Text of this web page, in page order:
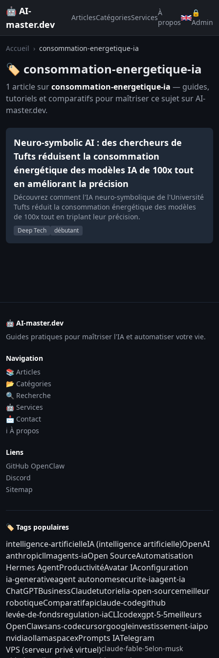
🤖 AI-
master.dev
ArticlesCatégoriesServices
À
propos
🔒
Admin
Accueil › consommation-energetique-ia
🏷️ consommation-energetique-ia
1 article surconsommation-energetique-ia — guides,
tutoriels et comparatifs pour maîtriser ce sujet sur AI-
master.dev.
Neuro-symbolic AI : des chercheurs de
Tufts réduisent la consommation
énergétique des modèles IA de 100x tout
en améliorant la précision
Découvrez comment l'IA neuro-symbolique de l'Université
Tufts réduit la consommation énergétique des modèles
de 100x tout en triplant leur précision.
Deep Tech débutant
🤖 AI-master.dev
Guides pratiques pour maîtriser l'IA et automatiser votre vie.
Navigation
📚 Articles
📂 Catégories
🔍 Recherche
🤖 Services
📩 Contact
ℹ️ À propos
Liens
GitHub OpenClaw
Discord
Sitemap
🏷️ Tags populaires
intelligence-artificielleIA (intelligence artificielle)OpenAI
anthropicllmagents-iaOpen SourceAutomatisation
Hermes AgentProductivitéAvatar IAconfiguration
ia-generativeagent autonomesecurite-iaagent-ia
ChatGPTBusinessClaudetutorielia-open-sourcemeilleur
robotiqueComparatifapiclaude-codegithub
levée-de-fondsregulation-iaCLIcodexgpt-5-5meilleurs
OpenClawsans-codecursorgoogleinvestissement-iaipo
nvidiaollamaspacexPrompts IATelegram
VPS (serveur privé virtuel)claude-fable-5elon-musk